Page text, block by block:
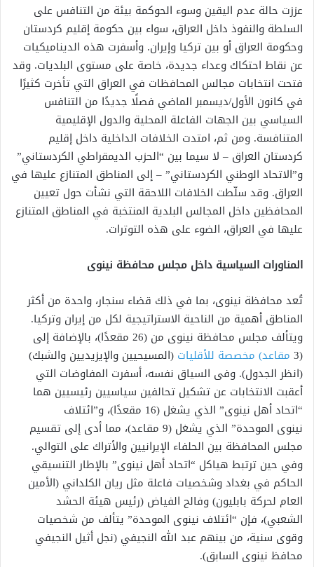
عززت حالة عدم اليقين وسوء الحوكمة بيئة من التنافس على
السلطة والنفوذ داخل العراق، سواء بين حكومة إقليم كردستان
وحكومة العراق أو بين تركيا وإيران. وأسفرت هذه الديناميكيات
عن نقاط احتكاك وعداء جديدة، خاصة على مستوى البلديات. وقد
فتحت انتخابات مجالس المحافظات في العراق التي تأخرت كثيرًا
في كانون الأول/ديسمبر الماضي فصلًا جديدًا من التنافس
السياسي بين الجهات الفاعلة المحلية والدول الإقليمية
المتنافسة. ومن ثم، امتدت الخلافات الداخلية داخل إقليم
كردستان العراق – لا سيما بين “الحزب الديمقراطي الكردستاني”
و”الاتحاد الوطني الكردستاني” – إلى المناطق المتنازع عليها في
العراق. وقد سلّطت الخلافات اللاحقة التي نشأت حول تعيين
المحافظين داخل المجالس البلدية المنتخبة في المناطق المتنازع
عليها في العراق، الضوء على هذه التوترات.
المناورات السياسية داخل مجلس محافظة نينوى
تُعد محافظة نينوى، بما في ذلك قضاء سنجار، واحدة من أكثر
المناطق أهمية من الناحية الاستراتيجية لكل من إيران وتركيا.
ويتألف مجلس محافظة نينوى من (26 مقعدًا)، بالإضافة إلى
(3 مقاعد) مخصصة للأقليات (المسيحيين والإيزيديين والشبك)
(انظر الجدول). وفى السياق نفسه، أسفرت المفاوضات التي
أعقبت الانتخابات عن تشكيل تحالفين سياسيين رئيسيين هما
“اتحاد أهل نينوى” الذي يشغل (16 مقعدًا)، و”ائتلاف
نينوى الموحدة” الذي يشغل (9 مقاعد)، مما أدى إلى تقسيم
مجلس المحافظة بين الحلفاء الإيرانيين والأتراك على التوالي.
وفي حين ترتبط هياكل “اتحاد أهل نينوى” بالإطار التنسيقي
الحاكم في بغداد وشخصيات فاعلة مثل ريان الكلداني (الأمين
العام لحركة بابليون) وفالح الفياض (رئيس هيئة الحشد
الشعبي)، فإن “ائتلاف نينوى الموحدة” يتألف من شخصيات
وقوى سنية، من بينهم عبد الله النجيفي (نجل أثيل النجيفي
محافظ نينوى السابق).